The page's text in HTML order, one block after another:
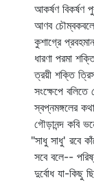
আকর্ষণ বিকর্ষণ
আণব চৌম্বকবলে
কুশাগ্রে প্রবহমান
ধারণা পরমা
ত্রয়ী শক্তি
সংক্ষেপে বলিতে
স্বপ্নমঙ্গলের
গৌড়ানন্দ কবি
"সাধু সাধু' রবে
সবে বলে--
দুর্বোধ যা-কিছু